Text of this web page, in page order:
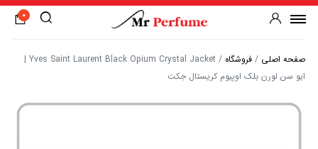
0
صفحه اصلی / فروشگاه /
Yves Saint Laurent Black Opium Crystal Jacket |
ایو سن لورن بلک اوپیوم کریستال جکت